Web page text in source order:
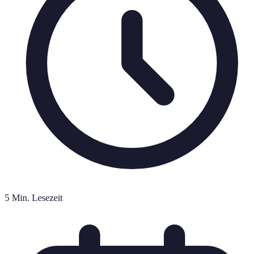
5 Min. Lesezeit